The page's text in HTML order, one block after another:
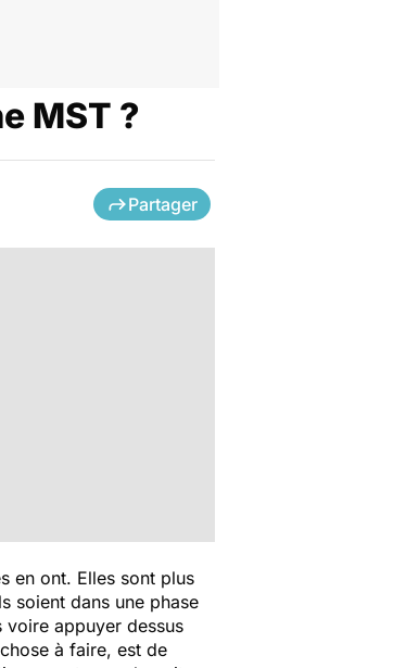
MST ?
Partager
en ont. Elles sont plus
soient dans une phase
appuyer dessus
à faire, est de